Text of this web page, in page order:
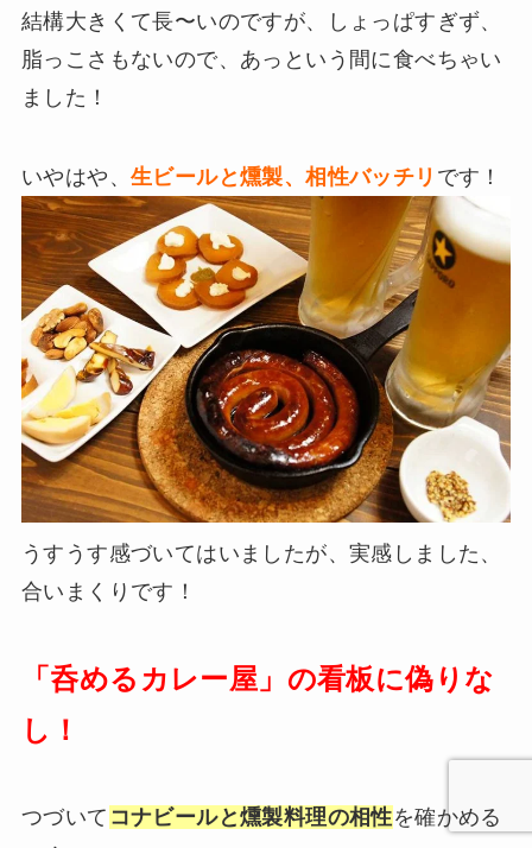
結構大きくて長〜いのですが、しょっぱすぎず、
脂っこさもないので、あっという間に食べちゃい
ました！
いやはや、 生ビールと燻製、相性バッチリ です！
うすうす感づいてはいましたが、実感しました、
合いまくりです！
「呑めるカレー屋」の看板に偽りな
し！
つづいて コナビールと燻製料理の相性を確かめる